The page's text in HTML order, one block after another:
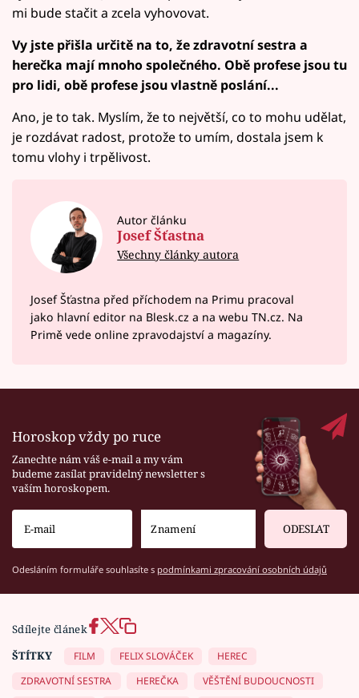
mi bude stačit a zcela vyhovovat.
Vy jste přišla určitě na to, že zdravotní sestra a
herečka mají mnoho společného. Obě profese jsou tu
pro lidi, obě profese jsou vlastně poslání...
Ano, je to tak. Myslím, že to největší, co to mohu udělat,
je rozdávat radost, protože to umím, dostala jsem k
tomu vlohy i trpělivost.
Autor článku
Josef Šťastna
Všechny články autora
Josef Šťastna před příchodem na Primu pracoval
jako hlavní editor na Blesk.cz a na webu TN.cz. Na
Primě vede online zpravodajství a magazíny.
Horoskop vždy po ruce
Zanechte nám váš e-mail a my vám
budeme zasílat pravidelný newsletter s
vaším horoskopem.
ODESLAT
Odesláním formuláře souhlasíte s podmínkami zpracování osobních údajů
Sdílejte článek
ŠTÍTKY
FILM FELIX SLOVÁČEK
HEREC
ZDRAVOTNÍ SESTRA
HEREČKA VĚŠTĚNÍ BUDOUCNOSTI